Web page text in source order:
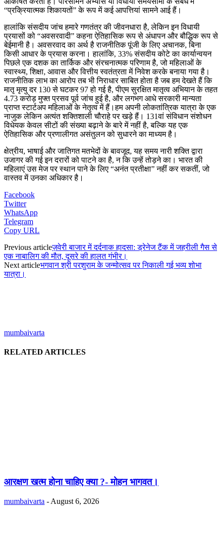
“प्रक्रियात्मक शिकायतों” के रूप में कई आपत्तियां सामने आई हैं।
हालांकि संसदीय जांच हमारे गणतंत्र की जीवनधारा है, लेकिन इन विधायी
प्रयासों को “अवसरवादी” कहना ऐतिहासिक रूप से अंधापन और बौद्धिक रूप से
बेईमानी है। अवसरवाद का अर्थ है राजनीतिक पूंजी के लिए अचानक, बिना
किसी आधार के प्रयास करना। हालांकि, 33% संसदीय कोटे का कार्यान्वयन
पिछले एक दशक का तार्किक और संरचनात्मक परिणाम है, जो महिलाओं के
स्वास्थ्य, शिक्षा, आवास और वित्तीय स्वतंत्रता में निवेश करके बनाया गया है।
राजनीतिक लाभ का आरोप तब भी निराधार साबित होता है जब हम देखते हैं कि
मातृ मृत्यु दर 130 से घटकर 97 हो गई है, पीएम सुरक्षित मातृत्व अभियान के तहत
4.73 करोड़ मुफ्त प्रसव पूर्व जांच हुई है, और लगभग आधे सरकारी मान्यता
प्राप्त स्टार्टअप महिलाओं के नेतृत्व में हैं।हम अपनी लोकतांत्रिक यात्रा के एक
नाजुक लेकिन अत्यंत शक्तिशाली चौराहे पर खड़े हैं। 131वां संविधान संशोधन
विधेयक केवल सीटों की संख्या बढ़ाने के बारे में नहीं है, बल्कि यह एक
ऐतिहासिक और प्रणालीगत असंतुलन को सुधारने का माध्यम है।
क्षेत्रीय, भाषाई और जातिगत मतभेदों के बावजूद, यह समय नारी शक्ति द्वारा
उजागर की गई इन दरारों को पाटने का है, न कि उन्हें तोड़ने का। भारत की
महिलाएं उस मेज पर स्थान पाने के लिए “अनंत प्रतीक्षा” नहीं कर सकतीं, जो
वास्तव में उनका अधिकार है।
Facebook
Twitter
WhatsApp
Telegram
Copy URL
Previous articleज़वेरी बाजार में दर्दनाक हादसा: ड्रेनेज टैंक में जहरीली गैस से
एक नाबालिग की मौत, दूसरे की हालत गंभीर।
Next articleभगवान श्री परशुराम के जन्मोत्सव पर निकाली गई भव्य शोभा
यात्रा।
mumbaivarta
RELATED ARTICLES
आरक्षण खत्म होना चाहिए क्या ?- मोहन भागवत।
mumbaivarta - August 6, 2026